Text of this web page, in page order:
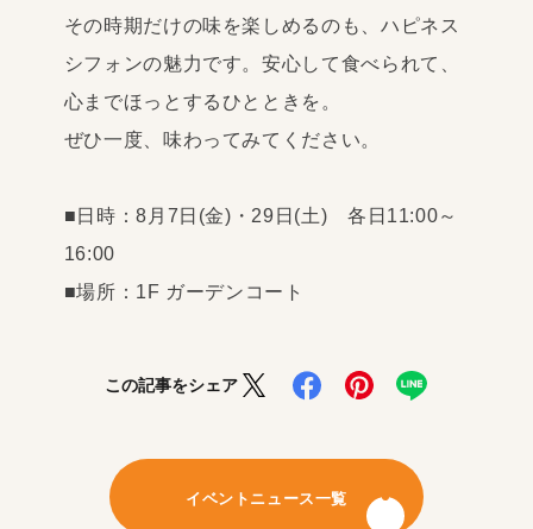
その時期だけの味を楽しめるのも、ハピネス
シフォンの魅力です。安心して食べられて、
心までほっとするひとときを。
ぜひ一度、味わってみてください。
■日時：8月7日(金)・29日(土) 各日11:00～
16:00
■場所：1F ガーデンコート
この記事をシェア
イベントニュース一覧